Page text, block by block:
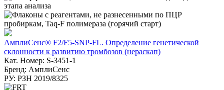
АмплиСенс® F2/F5-SNP-FL. Определение генетической
склонности к развитию тромбозов (нераскап)
Кат. Номер: S-3451-1
Бренд: АмплиСенс
РУ: РЗН 2019/8325